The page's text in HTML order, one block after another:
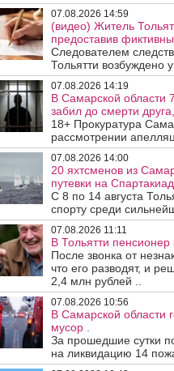
07.08.2026 14:59
(видео) Житель
предоставив
Следователем
Тольятти возбуждено
07.08.2026 14:19
В Самарской области
забил до смерти
18+ Прокуратура
рассмотрении
07.08.2026 14:00
20 яхтсменов из
путевки на
С 8 по 14 августа
спорту среди
07.08.2026 11:11
В Тольятти
После звонка от
что его разводят, и
2,4 млн рублей ..
07.08.2026 10:56
В Самарской области
мусор .
За прошедшие сутки
на ликвидацию 14